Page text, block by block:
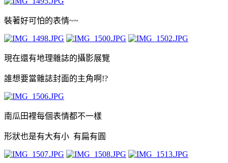
裝著好可怕的表情~~
現在還有地理雜誌的攝影展覽
誰想要當雜誌封面的主角啊!?
南瓜田裡每個表情都不一樣
形狀也是有大有小 有扁有圓